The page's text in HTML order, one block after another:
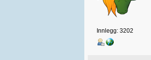
Innlegg: 3202